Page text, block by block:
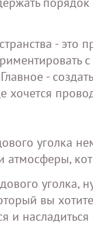
- это
-
хочется
уголка
атмосферы,
уголка,
вы
и